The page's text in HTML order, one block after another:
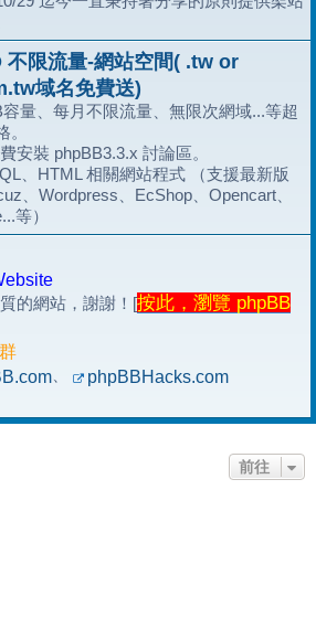
不限流量-網站空間( .tw or
域名免費送)
容量、每月不限流量、無限次網域...等超
。
安裝 phpBB3.3.x 討論區。
、HTML 相關網站程式 （支援最新版
、Wordpress、EcShop、Opencart、
等）
的網站，謝謝！[按此，瀏覽 phpBB
、
phpBBHacks.com
前往